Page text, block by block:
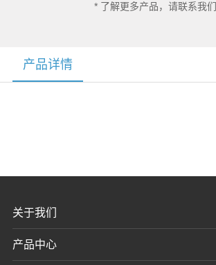
* 了解更多产品，请联系我们
产品详情
关于我们
产品中心